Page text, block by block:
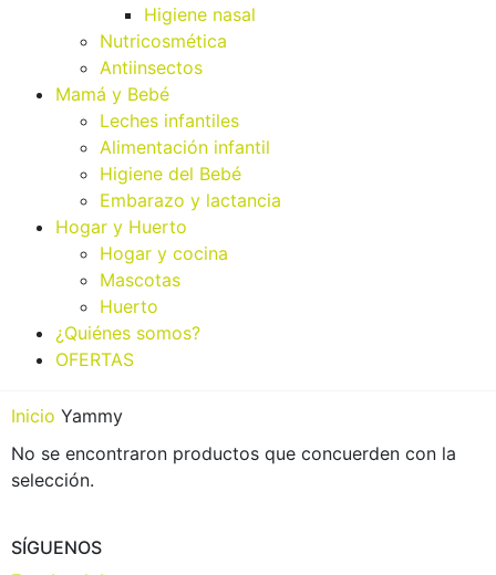
Higiene nasal
Nutricosmética
Antiinsectos
Mamá y Bebé
Leches infantiles
Alimentación infantil
Higiene del Bebé
Embarazo y lactancia
Hogar y Huerto
Hogar y cocina
Mascotas
Huerto
¿Quiénes somos?
OFERTAS
Inicio Yammy
No se encontraron productos que concuerden con la
selección.
SÍGUENOS